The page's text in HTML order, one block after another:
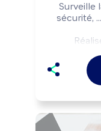
Surveille
sécurité,
règles de
Peut